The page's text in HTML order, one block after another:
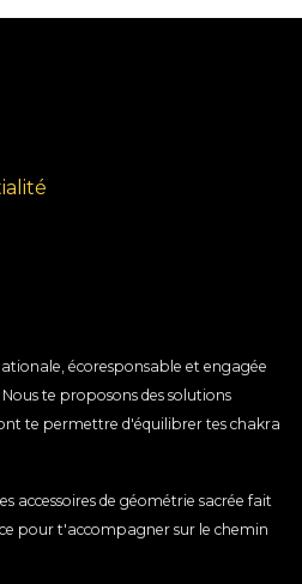
e, écoresponsable et​ engagée
te proposons des solutions
te permettre d'équilibrer tes chakra
accessoires de géométrie sacrée fait
pour t'accompagner sur le chemin